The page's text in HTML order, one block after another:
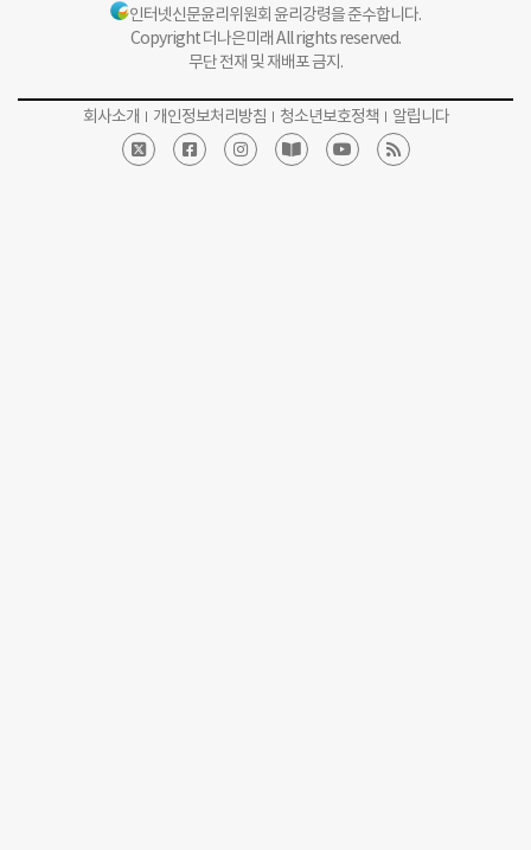
인터넷신문윤리위원회 윤리강령을 준수합니다.
Copyright 더나은미래 All rights reserved.
무단 전재 및 재배포 금지.
회사소개 개인정보처리방침 청소년보호정책 알립니다